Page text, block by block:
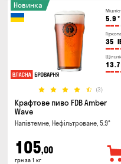
5.9 °
Гіркота
35
13.7
(3)
Новинка
Крафтове пиво FDB Amber
Wave
Напівтемне, Нефільтроване, 5.9°
105,00
грн за 1 кг